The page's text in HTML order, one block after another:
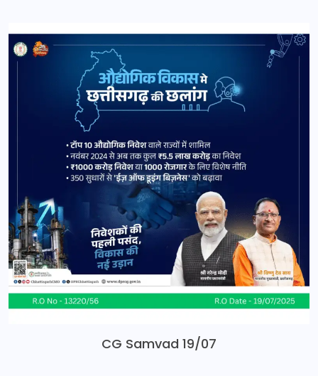
CG Samvad 19/07